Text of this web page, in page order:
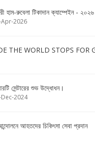
হাম-রুবেলা টিকাদান ক্যাম্পেইন -
Apr-2026
THE WORLD STOPS FOR
সেন্টারের শুভ উদ্ধোধন।
2024
আহতদের চিকিৎসা সেবা প্রদান